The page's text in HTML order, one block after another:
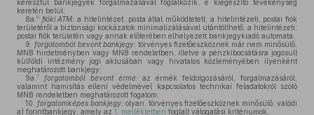
keresztül bankjegyek forgalmazásával foglalkozik, e kiegészítő tevékenység
keretén belül;
8a. 6 fióki ATM: a hitelintézet, posta által működtetett, a hitelintézeti, postai fiók
területéről a biztonsági kockázatok minimalizálásával utántölthető, a hitelintézeti,
postai fiók területén vagy annak előterében elhelyezett bankjegykiadó automata.
9. forgalomból bevont bankjegy: törvényes fizetőeszköznek már nem minősülő,
MNB hirdetményben vagy MNB rendeletben, illetve a pénzkibocsátásra jogosult
külföldi intézmény jogi aktusában vagy hivatalos közleményében ilyenként
meghatározott bankjegy;
9a. 7 forgalomból bevont érme: az érmék feldolgozásáról, forgalmazásáról,
valamint hamisítás elleni védelmével kapcsolatos technikai feladatokról szóló
MNB rendeletben meghatározott fogalom;
10. forgalomképes bankjegy: olyan, törvényes fizetőeszköznek minősülő, valódi
a) forintbankjegy, amely az 1. mellékletben foglalt válogatási kritériumok,